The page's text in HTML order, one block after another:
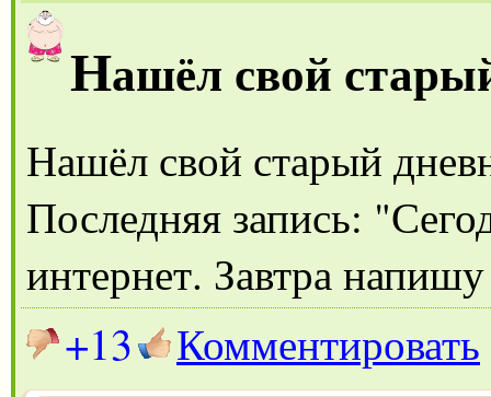
Нашёл свой
Нашёл свой старый
Последняя запись:
интернет. Завтра
+13 Комментировать